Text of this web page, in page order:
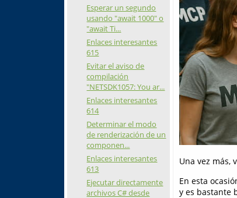
Esperar un segundo
usando "await 1000" o
"await Ti...
Enlaces interesantes
615
Evitar el aviso de
compilación
"NETSDK1057: You ar...
Enlaces interesantes
614
Determinar el modo
de renderización de un
componen...
Enlaces interesantes
613
Ejecutar directamente
archivos C# desde
Una vez más,
En esta
y es bastante